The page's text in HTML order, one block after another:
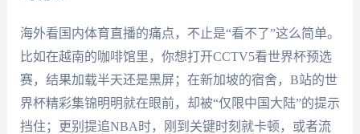
海外看国内体育直播的痛点，不止是“看不了”这么简单。
比如在越南的咖啡馆里，你想打开CCTV5看世界杯预选
赛，结果加载半天还是黑屏；在新加坡的宿舍，B站的世
界杯精彩集锦明明就在眼前，却被“仅限中国大陆”的提示
挡住；更别提追NBA时，刚到关键时刻就卡顿，或者流